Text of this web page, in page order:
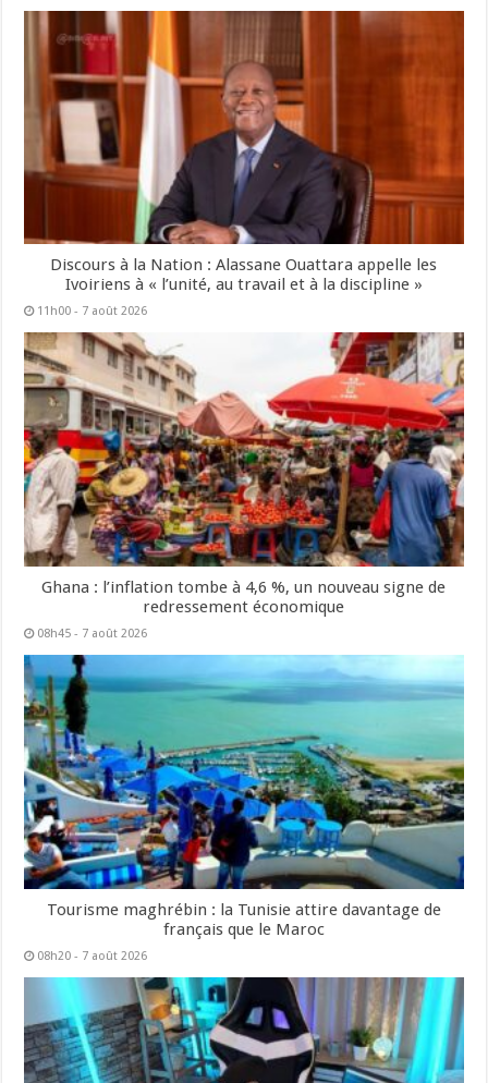
Discours à la Nation : Alassane Ouattara appelle les
Ivoiriens à « l’unité, au travail et à la discipline »
11h00 - 7 août 2026
Ghana : l’inflation tombe à 4,6 %, un nouveau signe de
redressement économique
08h45 - 7 août 2026
Tourisme maghrébin : la Tunisie attire davantage de
français que le Maroc
08h20 - 7 août 2026